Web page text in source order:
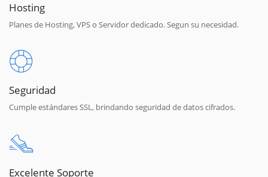
Hosting
Planes de Hosting, VPS o Servidor dedicado. Segun su necesidad.
Seguridad
Cumple estándares SSL, brindando seguridad de datos cifrados.
Excelente Soporte